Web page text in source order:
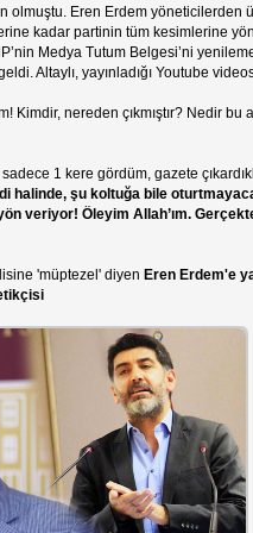
olmuştu. Eren Erdem yöneticilerden
kadar partinin tüm kesimlerine
Medya Tutum Belgesi’ni
Altaylı, yayınladığı Youtube
Kimdir, nereden çıkmıştır? Nedir bu
1 kere gördüm, gazete
halinde, şu koltuğa bile
veriyor! Öleyim Allah’ım.
'müptezel' diyen Eren Erdem'e